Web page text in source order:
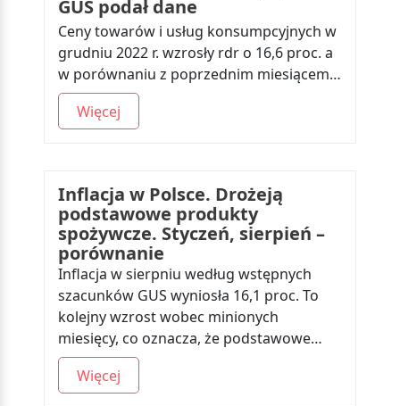
GUS podał dane
Ceny towarów i usług konsumpcyjnych w
grudniu 2022 r. wzrosły rdr o 16,6 proc. a
w porównaniu z poprzednim miesiącem…
Więcej
Inflacja w Polsce. Drożeją
podstawowe produkty
spożywcze. Styczeń, sierpień –
porównanie
Inflacja w sierpniu według wstępnych
szacunków GUS wyniosła 16,1 proc. To
kolejny wzrost wobec minionych
miesięcy, co oznacza, że podstawowe…
Więcej